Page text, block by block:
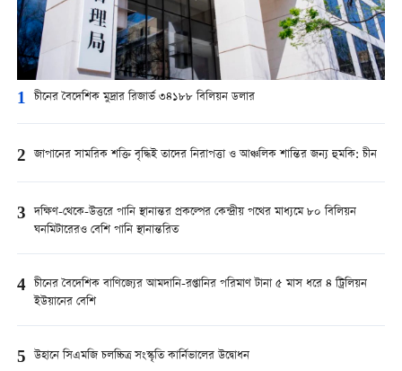
1 চীনের বৈদেশিক মুদ্রার রিজার্ভ ৩৪১৮৮ বিলিয়ন ডলার
2 জাপানের সামরিক শক্তি বৃদ্ধিই তাদের নিরাপত্তা ও আঞ্চলিক শান্তির জন্য হুমকি: চীন
3 দক্ষিণ-থেকে-উত্তরে পানি স্থানান্তর প্রকল্পের কেন্দ্রীয় পথের মাধ্যমে ৮০ বিলিয়ন
ঘনমিটারেরও বেশি পানি স্থানান্তরিত
4 চীনের বৈদেশিক বাণিজ্যের আমদানি-রপ্তানির পরিমাণ টানা ৫ মাস ধরে ৪ ট্রিলিয়ন
ইউয়ানের বেশি
5 উহানে সিএমজি চলচ্চিত্র সংস্কৃতি কার্নিভালের উদ্বোধন